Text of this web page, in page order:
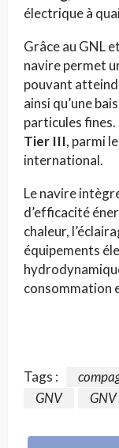
électrique à
Grâce au GNL
navire permet
pouvant
ainsi qu’une
particules
Tier III, parmi
international.
Le navire
d’efficacité
chaleur,
équipements
consommation
Tags :
GNV